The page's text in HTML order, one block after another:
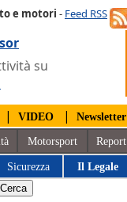
e motori - Feed RSS
su
| VIDEO | Newsletter
Motorsport Report
Sicurezza Il Legale